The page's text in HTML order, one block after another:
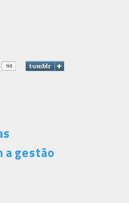
gestão